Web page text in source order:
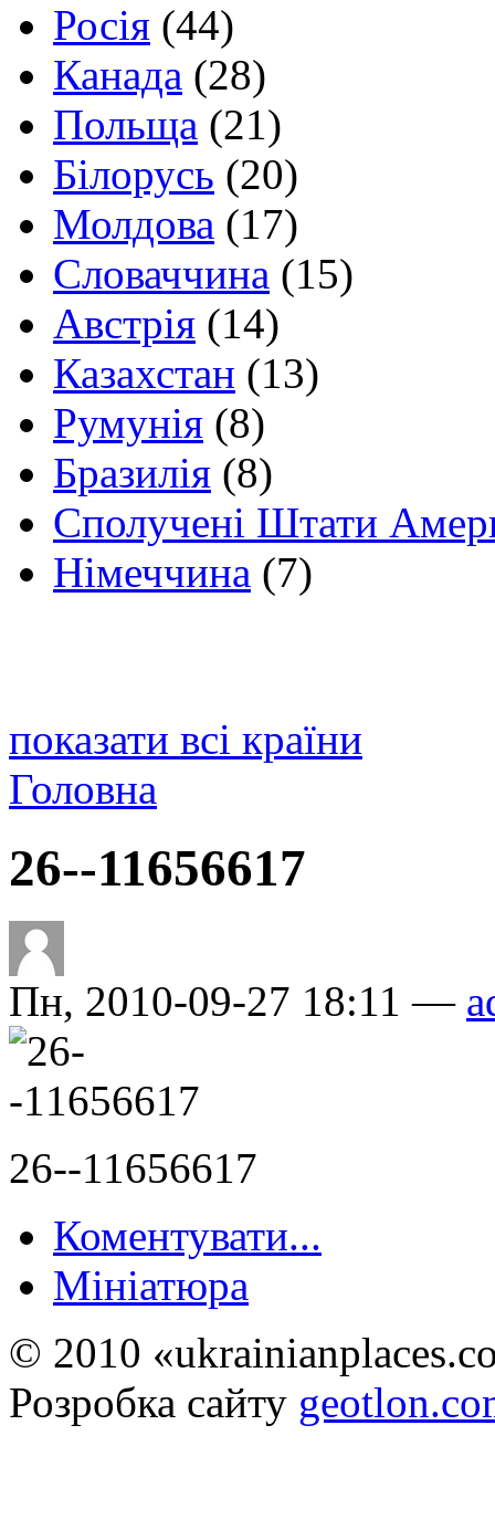
Росія (44)
Канада (28)
Польща (21)
Білорусь (20)
Молдова (17)
Словаччина (15)
Австрія (14)
Казахстан (13)
Румунія (8)
Бразилія (8)
Сполучені Штати
Німеччина (7)
показати всі країни
Головна
26--11656617
Пн, 2010-09-27 18:11 —
26--11656617
Коментувати...
Мініатюра
© 2010
Розробка сайту